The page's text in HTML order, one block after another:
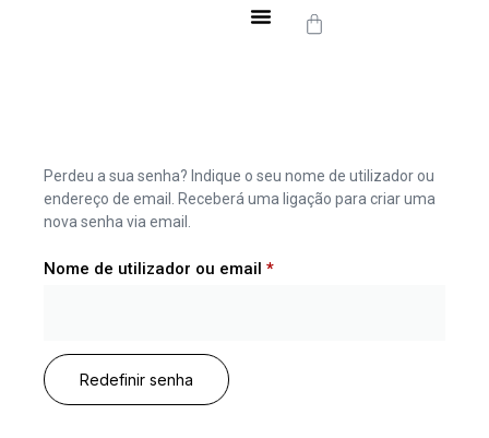
Perdeu a sua senha? Indique o seu nome de utilizador ou
endereço de email. Receberá uma ligação para criar uma
nova senha via email.
Nome de utilizador ou email *
Redefinir senha